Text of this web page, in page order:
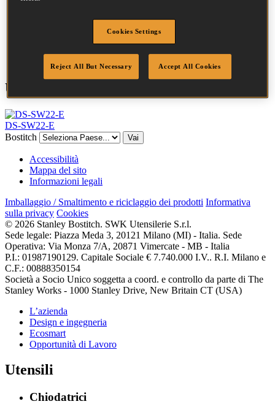
2000
Utensili compatibili
DS-SW22-E
Bostitch
Vai
Accessibilità
Mappa del sito
Informazioni legali
Imballaggio / Smaltimento e riciclaggio dei prodotti Informativa
sulla privacy Cookies
© 2026 Stanley Bostitch. SWK Utensilerie S.r.l.
Sede legale: Piazza Meda 3, 20121 Milano (MI) - Italia. Sede
Operativa: Via Monza 7/A, 20871 Vimercate - MB - Italia
P.I.: 01987190129. Capitale Sociale € 7.740.000 I.V.. R.I. Milano e
C.F.: 00888350154
Società a Socio Unico soggetta a coord. e controllo da parte di The
Stanley Works - 1000 Stanley Drive, New Britain CT (USA)
L’azienda
Design e ingegneria
Ecosmart
Opportunità di Lavoro
Utensili
Chiodatrici
Cookies Settings
Reject All But Necessary Accept All Cookies